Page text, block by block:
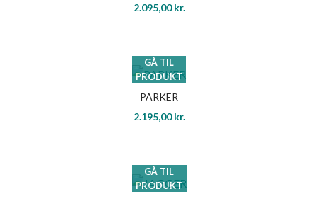
2.095,00kr.
GÅ TIL
PRODUKT
PARKER
2.195,00kr.
GÅ TIL
PRODUKT